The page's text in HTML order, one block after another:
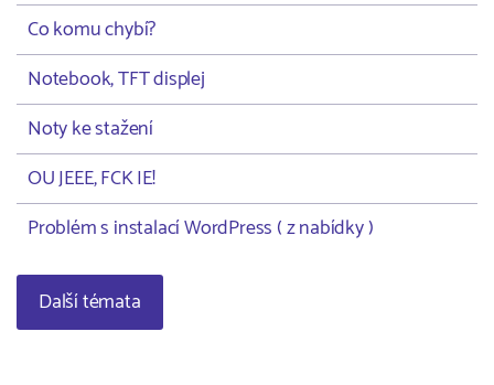
Co komu chybí?
Notebook, TFT displej
Noty ke stažení
OU JEEE, FCK IE!
Problém s instalací WordPress ( z nabídky )
Další témata